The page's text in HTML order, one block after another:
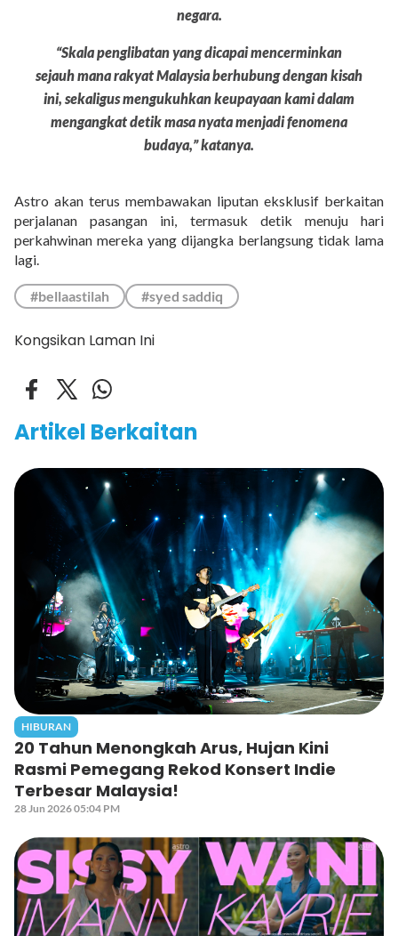
negara.
“Skala penglibatan yang dicapai mencerminkan
sejauh mana rakyat Malaysia berhubung dengan kisah
ini, sekaligus mengukuhkan keupayaan kami dalam
mengangkat detik masa nyata menjadi fenomena
budaya,” katanya.
Astro akan terus membawakan liputan eksklusif berkaitan
perjalanan pasangan ini, termasuk detik menuju hari
perkahwinan mereka yang dijangka berlangsung tidak lama
lagi.
#bellaastilah #syed saddiq
Kongsikan Laman Ini
Artikel Berkaitan
HIBURAN
20 Tahun Menongkah Arus, Hujan Kini
Rasmi Pemegang Rekod Konsert Indie
Terbesar Malaysia!
28 Jun 2026 05:04 PM